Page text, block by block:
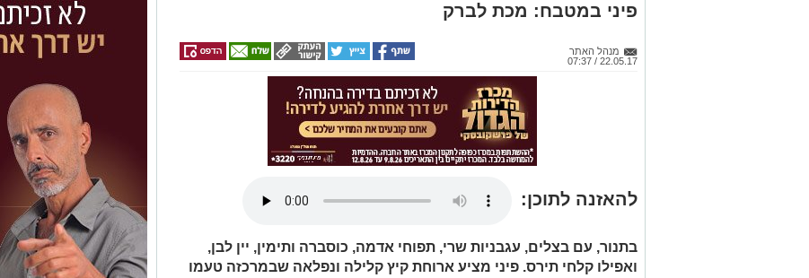
פיני במטבח: מכת לברק
מנהל האתר
22.05.17 / 07:37
להאזנה לתוכן:
בתנור, עם בצלים, עגבניות שרי, תפוחי אדמה, כוסברה ותימין, יין לבן,
ואפילו קלחי תירס. פיני מציע ארוחת קיץ קלילה ונפלאה שבמרכזה טעמו